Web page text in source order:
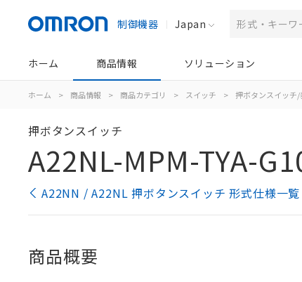
制御機器 Japan
ホーム 商品情報 ソリューション
ホーム > 商品情報 > 商品カテゴリ > スイッチ > 押ボタンスイッチ/
押ボタンスイッチ
A22NL-MPM-TYA-
A22NN / A22NL 押ボタンスイッチ 形式仕様一覧
商品概要